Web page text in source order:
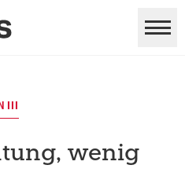
III
wenig